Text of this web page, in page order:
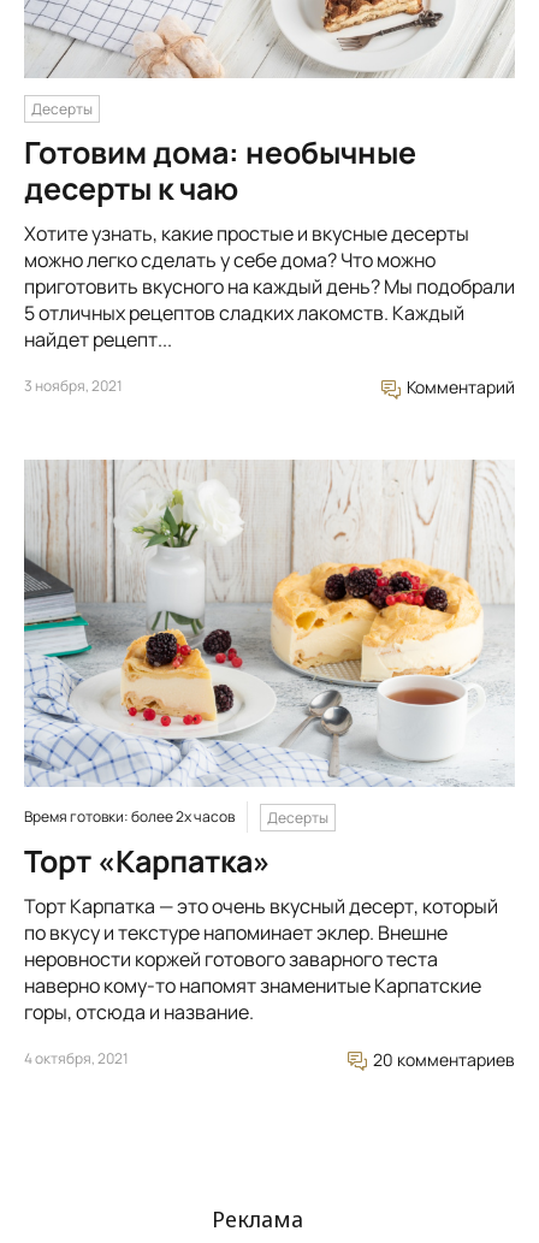
Десерты
Готовим дома: необычные
десерты к чаю
Хотите узнать, какие простые и вкусные десерты
можно легко сделать у себе дома? Что можно
приготовить вкусного на каждый день? Мы подобрали
5 отличных рецептов сладких лакомств. Каждый
найдет рецепт...
3 ноября, 2021 Комментарий
Время готовки: более 2х часов Десерты
Торт «Карпатка»
Торт Карпатка — это очень вкусный десерт, который
по вкусу и текстуре напоминает эклер. Внешне
неровности коржей готового заварного теста
наверно кому-то напомят знаменитые Карпатские
горы, отсюда и название.
4 октября, 2021 20 комментариев
Реклама